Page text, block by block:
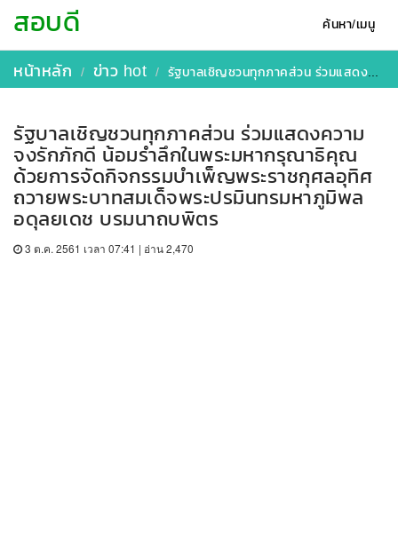
ค้นหา/เมนู
สอบดี
หน้าหลัก ข่าว hot รัฐบาลเชิญชวนทุกภาคส่วน ร่วมแสดงความจงรักภักดี น้อมรำลึกในพระมหากรุณาธิคุณ ด้วยการจัดกิจกรรมบำเพ็ญพระราชกุศลอุทิศถวายพระบาทสมเด็จพระปรมินทรมหาภูมิพลอดุลยเดช บรมนาถบพิตร
รัฐบาลเชิญชวนทุกภาคส่วน ร่วมแสดงความ
จงรักภักดี น้อมรำลึกในพระมหากรุณาธิคุณ
ด้วยการจัดกิจกรรมบำเพ็ญพระราชกุศลอุทิศ
ถวายพระบาทสมเด็จพระปรมินทรมหาภูมิพล
อดุลยเดช บรมนาถบพิตร
3 ต.ค. 2561 เวลา 07:41 | อ่าน 2,470